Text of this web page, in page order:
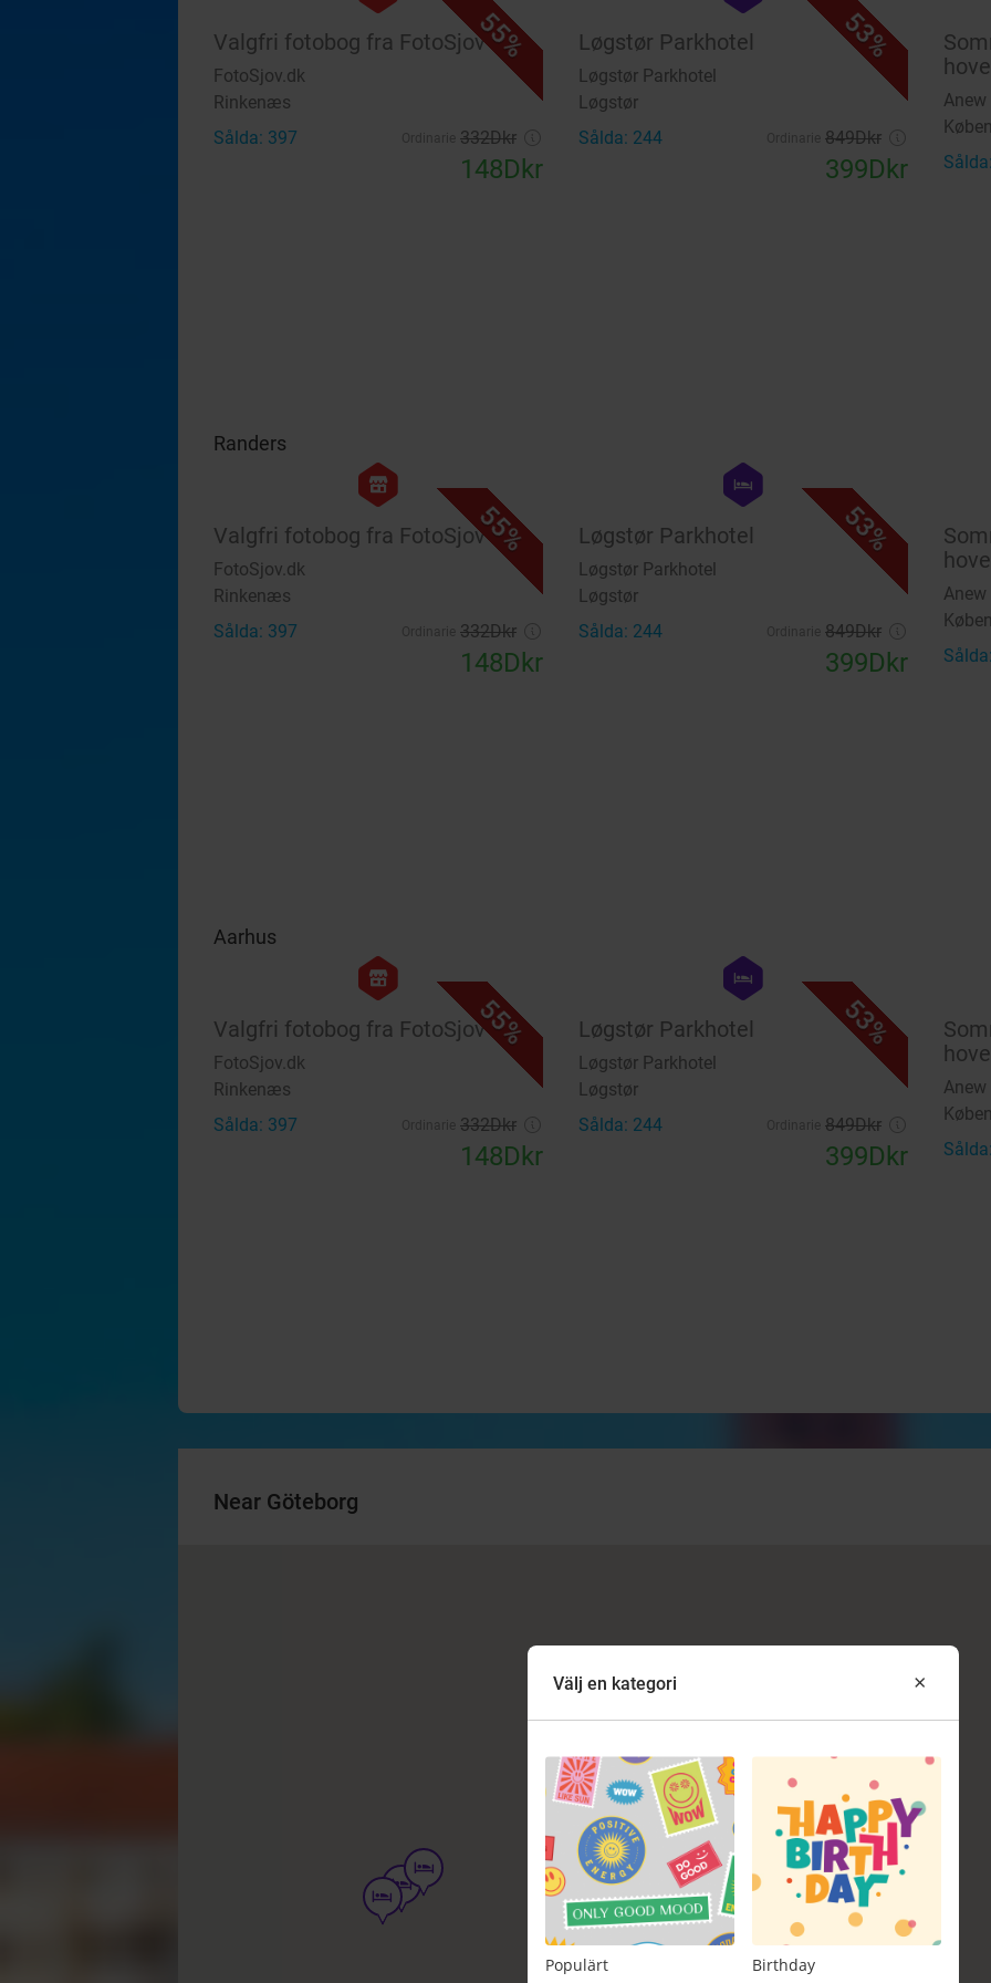
55%
Valgfri fotobog fra FotoSjov
FotoSjov.dk
Rinkenæs
Sålda: 397
332Dkr
148Dkr
53%
Løgstør Parkhotel
Løgstør Parkhotel
Løgstør
Sålda: 244
849Dkr
399Dkr
Anew
Randers
55%
hexagon
store
Valgfri fotobog fra FotoSjov
FotoSjov.dk
Rinkenæs
Sålda: 397
332Dkr
148Dkr
53%
hexagon
hotel
Løgstør Parkhotel
Løgstør Parkhotel
Løgstør
Sålda: 244
849Dkr
399Dkr
Anew
Aarhus
55%
hexagon
store
Valgfri fotobog fra FotoSjov
FotoSjov.dk
Rinkenæs
Sålda: 397
332Dkr
148Dkr
53%
hexagon
hotel
Løgstør Parkhotel
Løgstør Parkhotel
Løgstør
Sålda: 244
849Dkr
399Dkr
Anew
Near Göteborg
hotel
hotel
hotel
Välj en kategori ×
Populärt Birthday